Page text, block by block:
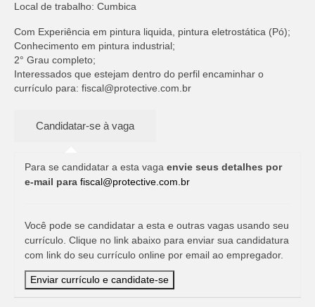
Local de trabalho: Cumbica
Com Experiência em pintura liquida, pintura eletrostática (Pó);
Conhecimento em pintura industrial;
2° Grau completo;
Interessados que estejam dentro do perfil encaminhar o
currículo para: fiscal@protective.com.br
Para se candidatar a esta vaga envie seus detalhes por
e-mail para fiscal@protective.com.br
Você pode se candidatar a esta e outras vagas usando seu
currículo. Clique no link abaixo para enviar sua candidatura
com link do seu currículo online por email ao empregador.